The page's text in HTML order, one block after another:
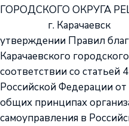
ГОРОДСКОГО
г.
утверждении Правил
Карачаевского
соответствии со статьей
Российской Федерации
общих принципах
самоуправления в